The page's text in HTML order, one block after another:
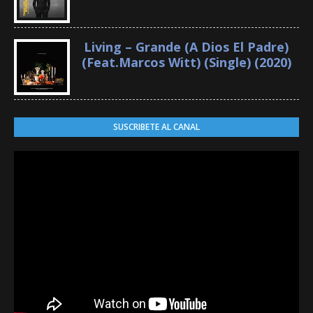
Living – Grande (A Dios El Padre)
(Feat.Marcos Witt) (Single) (2020)
SUSCRIBETE AL CANAL